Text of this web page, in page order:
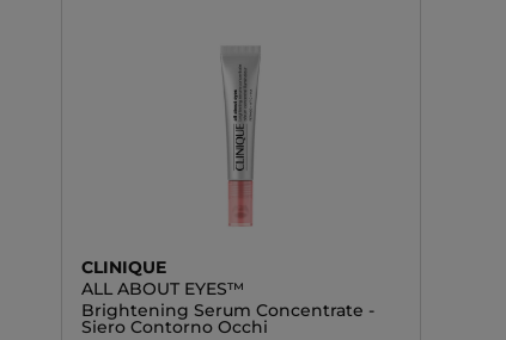
CLINIQUE
ALL ABOUT EYES™
Brightening Serum Concentrate -
Siero Contorno Occhi